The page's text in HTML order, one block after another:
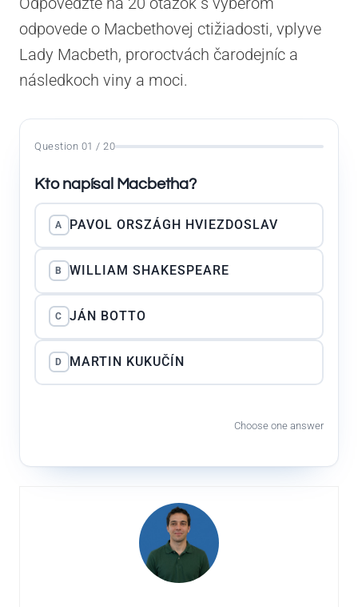
odpovede o Macbethovej ctižiadosti, vplyve
Lady Macbeth, proroctvách čarodejníc a
následkoch viny a moci.
Question 01 / 20
Kto napísal Macbetha?
A PAVOL ORSZÁGH HVIEZDOSLAV
B WILLIAM SHAKESPEARE
C JÁN BOTTO
D MARTIN KUKUČÍN
Choose one answer